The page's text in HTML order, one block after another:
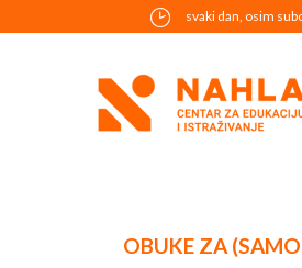
to
svaki dan, osim
OBUKE ZA